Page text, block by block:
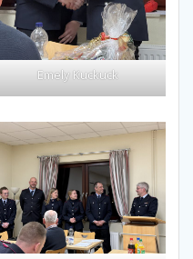
Emely Kuckuck